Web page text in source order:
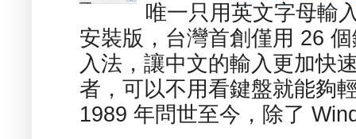
唯一只用英文字母輸
安裝版，台灣首創僅用 26
入法，讓中文的輸入更加快
者，可以不用看鍵盤就能夠
1989 年問世至今，除了